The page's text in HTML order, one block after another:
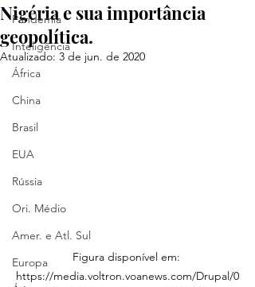
Pandemia
Inteligência
África
China
Brasil
EUA
Rússia
Ori. Médio
Amer. e Atl. Sul
Europa
Nigéria e sua importância
geopolítica.
Atualizado: 3 de jun. de 2020
Figura disponível em:
https://media.voltron.voanews.com/Drupal/0